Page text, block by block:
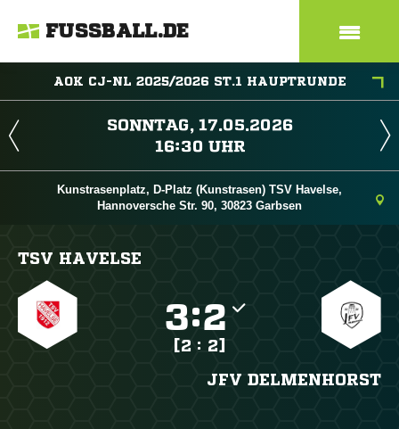
FUSSBALL.DE
AOK CJ-NL 2025/2026 ST.1 HAUPTRUNDE
 
 
Kunstrasenplatz, D-Platz (Kunstrasen) TSV Havelse,
Hannoversche Str. 90, 30823 Garbsen
TSV HAVELSE
:
[2 : 2]
JFV DELMENHORST